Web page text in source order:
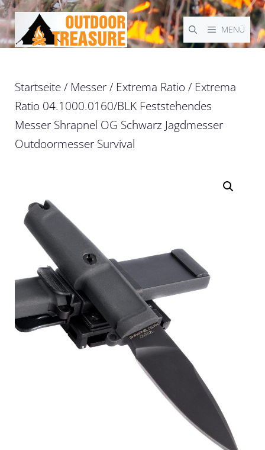
Zum
Inhalt
springen
MENÜ
Startseite/ Messer/ Extrema Ratio / Extrema
Ratio 04.1000.0160/BLK Feststehendes
Messer Shrapnel OG Schwarz Jagdmesser
Outdoormesser Survival